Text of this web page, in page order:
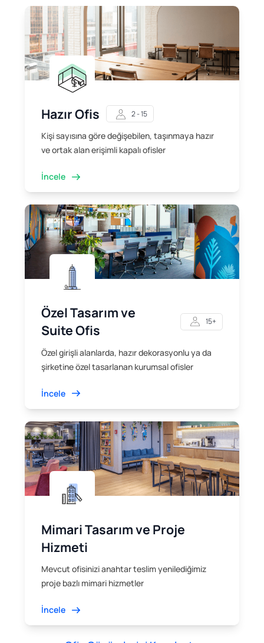
Hazır Ofis 2 - 15
Kişi sayısına göre değişebilen, taşınmaya hazır
ve ortak alan erişimli kapalı ofisler
İncele
Özel Tasarım ve
Suite Ofis
15+
Özel girişli alanlarda, hazır dekorasyonlu ya da
şirketine özel tasarlanan kurumsal ofisler
İncele
Mimari Tasarım ve Proje
Hizmeti
Mevcut ofisinizi anahtar teslim yenilediğimiz
proje bazlı mimari hizmetler
İncele